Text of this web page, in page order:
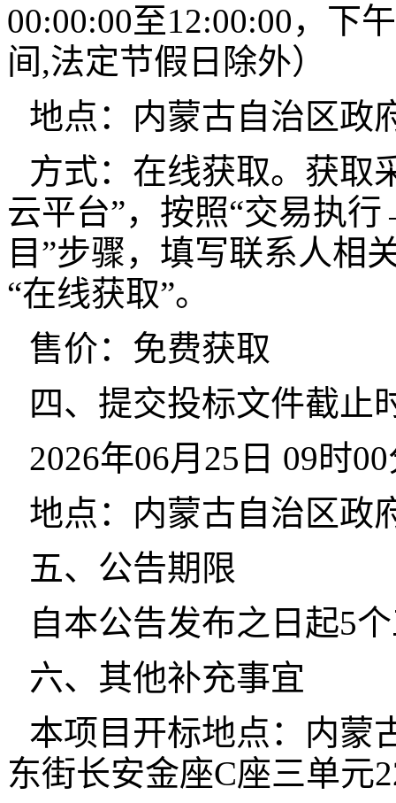
00:00:00至12:00:00，下
间,法定节假日除外）
地点：内蒙古自治区政
方式：在线获取。获取
云平台”，按照“交易执
目”步骤，填写联系人相
“在线获取”。
售价：免费获取
四、提交投标文件截止
2026年06月25日 09时
地点：内蒙古自治区政
五、公告期限
自本公告发布之日起5
六、其他补充事宜
本项目开标地点：内蒙
东街长安金座C座三单元